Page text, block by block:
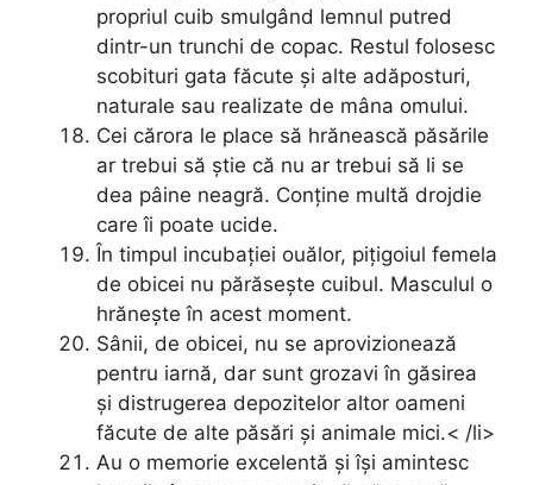
propriul cuib smulgând lemnul putred
dintr-un trunchi de copac. Restul folosesc
scobituri gata făcute și alte adăposturi,
naturale sau realizate de mâna omului.
Cei cărora le place să hrănească păsările
ar trebui să știe că nu ar trebui să li se
dea pâine neagră. Conține multă drojdie
care îi poate ucide.
În timpul incubației ouălor, pițigoiul femela
de obicei nu părăsește cuibul. Masculul o
hrănește în acest moment.
Sânii, de obicei, nu se aprovizionează
pentru iarnă, dar sunt grozavi în găsirea
și distrugerea depozitelor altor oameni
făcute de alte păsări și animale mici.< /li>
Au o memorie excelentă și își amintesc